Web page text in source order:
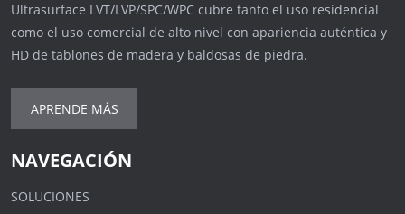
Ultrasurface LVT/LVP/SPC/WPC cubre tanto el uso residencial
como el uso comercial de alto nivel con apariencia auténtica y
HD de tablones de madera y baldosas de piedra.
APRENDE MÁS
NAVEGACIÓN
SOLUCIONES